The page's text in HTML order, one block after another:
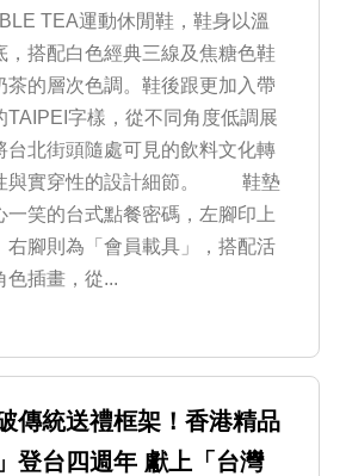
TEA運動休閒鞋，鞋身以溫
，搭配白色經典三線及焦糖色鞋
茶的層次色調。鞋後跟更加入帶
TAIPEI字樣，從不同角度低調展
台北街頭隨處可見的飲料文化轉
與實穿性的設計細節。 鞋墊
一笑的台式點餐密碼，左腳印上
右腳則為「會員載具」，搭配活
色插畫，從...
傳統送禮框架！香港精品
登台四週年 獻上「台灣